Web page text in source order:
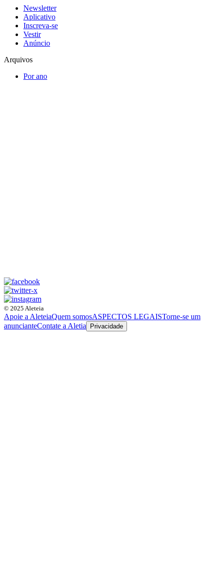
Newsletter
Aplicativo
Inscreva-se
Vestir
Anúncio
Arquivos
Por ano
© 2025 Aleteia
Apoie a AleteiaQuem somosASPECTOS LEGAISTorne-se um
anuncianteContate a Aletia Privacidade